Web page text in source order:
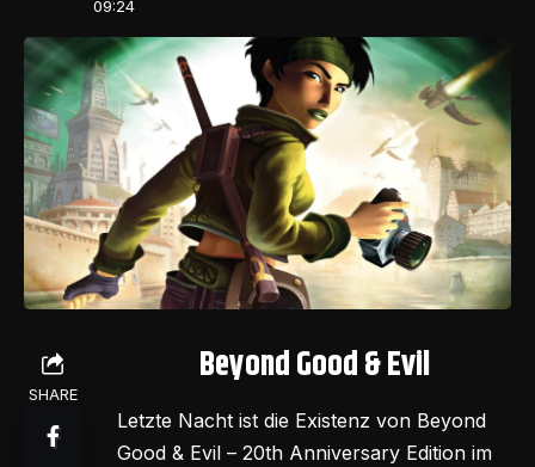
09:24
SHARE
Beyond Good & Evil
Letzte Nacht ist die Existenz von Beyond
Good & Evil – 20th Anniversary Edition im